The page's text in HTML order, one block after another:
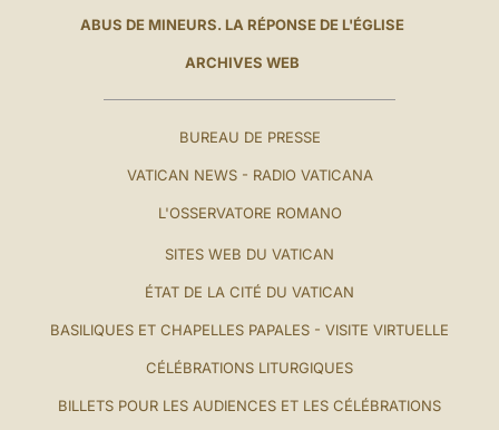
ABUS DE MINEURS. LA RÉPONSE DE L'ÉGLISE
ARCHIVES WEB
BUREAU DE PRESSE
VATICAN NEWS - RADIO VATICANA
L'OSSERVATORE ROMANO
SITES WEB DU VATICAN
ÉTAT DE LA CITÉ DU VATICAN
BASILIQUES ET CHAPELLES PAPALES - VISITE VIRTUELLE
CÉLÉBRATIONS LITURGIQUES
BILLETS POUR LES AUDIENCES ET LES CÉLÉBRATIONS